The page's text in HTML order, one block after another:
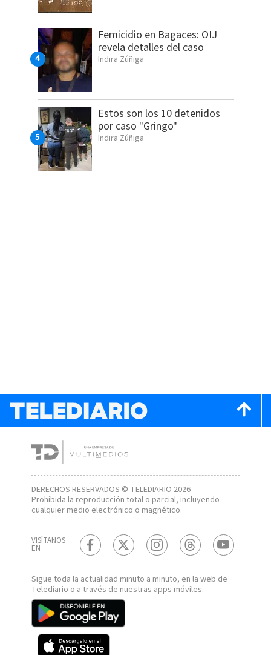
Femicidio en Bagaces: OIJ
revela detalles del caso
Indira Zúñiga
Estos son los 10 detenidos
por caso "Gringo"
Indira Zúñiga
DERECHOS RESERVADOS © TELEDIARIO 2026
Prohibida la reproducción total o parcial, incluyendo
cualquier medio electrónico o magnético.
VISÍTANOS
EN
Sigue toda la actualidad minuto a minuto, en la web de
Telediario o a través de nuestras apps móviles.